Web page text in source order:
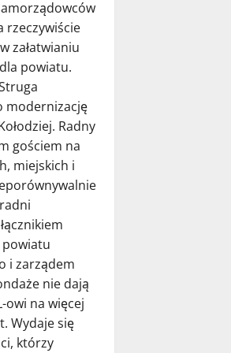
rzeczywiście
załatwianiu
powiatu.
modernizację
Radny
gościem na
miejskich i
i zarządem
nie dają
owi na więcej
Wydaje się
którzy